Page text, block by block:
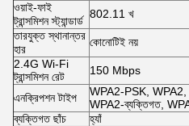
ওয়াই-ফাই
ট্রান্সমিশন স্ট্যান্ডার্ড
802.11 খ
তারযুক্ত স্থানান্তর
হার
কোনোটিই নয়
2.4G Wi-Fi
ট্রান্সমিশন রেট
150 Mbps
এনক্রিপশন টাইপ
WPA2-PSK,
WPA2-ব্যক্তিগত,
ব্যক্তিগত ছাঁচ
হ্যাঁ